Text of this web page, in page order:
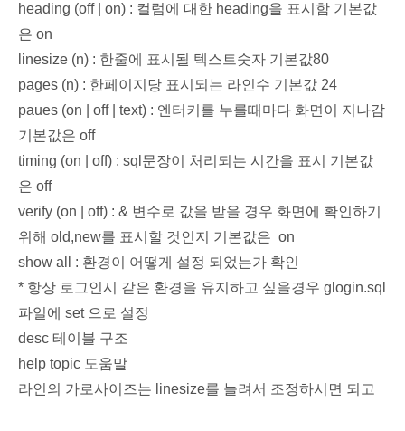
heading (off | on) : 컬럼에 대한 heading을 표시함 기본값
은 on
linesize (n) : 한줄에 표시될 텍스트숫자 기본값80
pages (n) : 한페이지당 표시되는 라인수 기본값 24
paues (on | off | text) : 엔터키를 누를때마다 화면이 지나감
기본값은 off
timing (on | off) : sql문장이 처리되는 시간을 표시 기본값
은 off
verify (on | off) : & 변수로 값을 받을 경우 화면에 확인하기
위해 old,new를 표시할 것인지 기본값은 on
show all : 환경이 어떻게 설정 되었는가 확인
* 항상 로그인시 같은 환경을 유지하고 싶을경우 glogin.sql
파일에 set 으로 설정
desc 테이블 구조
help topic 도움말
라인의 가로사이즈는 linesize를 늘려서 조정하시면 되고